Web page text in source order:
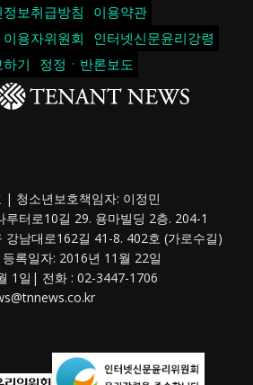
정보취급방침
이용약관
이용자위원회
인터넷신문윤리강령
기 정정ㆍ반론보도
| 청소년보호책임자: 이정민
터로10길 29. 용마빌딩 2층. 204-1
강남대로162길 41-8. 402호 (가로수길)
록일자: 2016년 11월 22일
1일| 전화 : 02-3447-1706